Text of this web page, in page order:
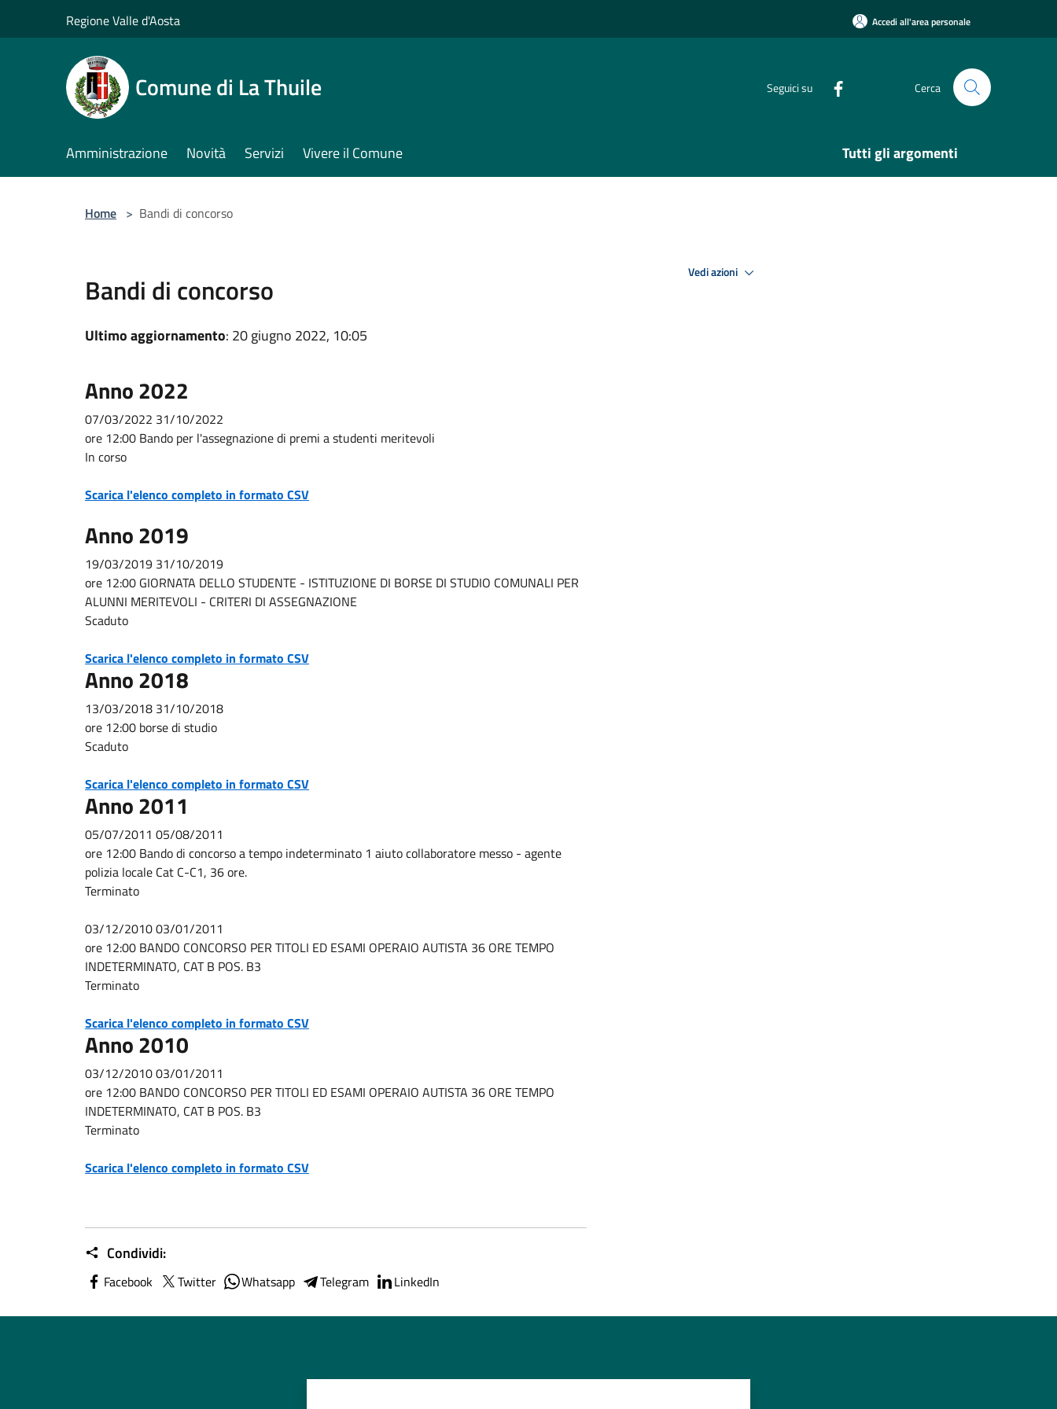
Regione Valle d'Aosta Accedi all'area personale
Comune di La Thuile Seguici su Cerca
Amministrazione Novità Servizi Vivere il Comune Tutti gli argomenti
Home > Bandi di concorso
Bandi di concorso
Ultimo aggiornamento: 20 giugno 2022, 10:05
Anno 2022
07/03/2022 31/10/2022
ore 12:00 Bando per l'assegnazione di premi a studenti meritevoli
In corso
Scarica l'elenco completo in formato CSV
Anno 2019
19/03/2019 31/10/2019
ore 12:00 GIORNATA DELLO STUDENTE - ISTITUZIONE DI BORSE DI STUDIO COMUNALI PER
ALUNNI MERITEVOLI - CRITERI DI ASSEGNAZIONE
Scaduto
Scarica l'elenco completo in formato CSV
Anno 2018
13/03/2018 31/10/2018
ore 12:00 borse di studio
Scaduto
Scarica l'elenco completo in formato CSV
Anno 2011
05/07/2011 05/08/2011
ore 12:00 Bando di concorso a tempo indeterminato 1 aiuto collaboratore messo - agente
polizia locale Cat C-C1, 36 ore.
Terminato
03/12/2010 03/01/2011
ore 12:00 BANDO CONCORSO PER TITOLI ED ESAMI OPERAIO AUTISTA 36 ORE TEMPO
INDETERMINATO, CAT B POS. B3
Terminato
Scarica l'elenco completo in formato CSV
Anno 2010
03/12/2010 03/01/2011
ore 12:00 BANDO CONCORSO PER TITOLI ED ESAMI OPERAIO AUTISTA 36 ORE TEMPO
INDETERMINATO, CAT B POS. B3
Terminato
Scarica l'elenco completo in formato CSV
Condividi:
Facebook Twitter Whatsapp Telegram LinkedIn
Vedi azioni